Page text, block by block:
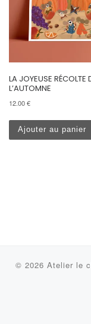
LA JOYEUSE RÉCOLTE
L’AUTOMNE
12.00€
Ajouter au panier
© 2026 Atelier le